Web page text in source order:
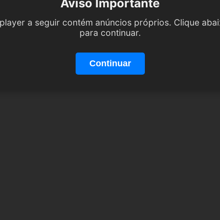
Aviso Importante
a seguir contém anúncios próprios. Clique
para continuar.
Continuar